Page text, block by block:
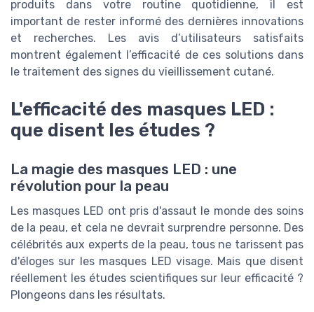
produits dans votre routine quotidienne, il est
important de rester informé des dernières innovations
et recherches. Les avis d’utilisateurs satisfaits
montrent également l’efficacité de ces solutions dans
le traitement des signes du vieillissement cutané.
L'efficacité des masques LED :
que disent les études ?
La magie des masques LED : une
révolution pour la peau
Les masques LED ont pris d'assaut le monde des soins
de la peau, et cela ne devrait surprendre personne. Des
célébrités aux experts de la peau, tous ne tarissent pas
d'éloges sur les masques LED visage. Mais que disent
réellement les études scientifiques sur leur efficacité ?
Plongeons dans les résultats.